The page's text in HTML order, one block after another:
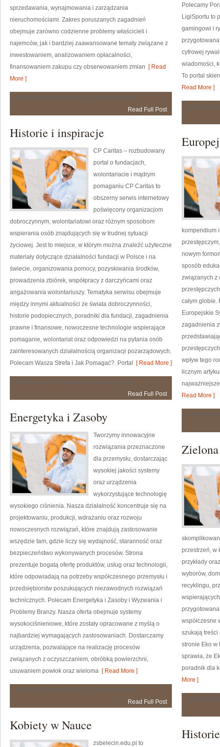
sprzedawania, wynajmowania i zarządzania
nieruchomościami. Zakres poruszanych zagadnień
obejmuje zarówno codzienne problemy właścicieli i
najemców, jak i bardziej zaawansowane tematy związane z
inwestowaniem, analizowaniem opłacalności,
finansowaniem zakupu czy obserwowaniem zmian [ Read
More ]
Read Full Post
Polecamy
LigiSportu to
gamingowi i
cyfrowej
wiadomości,
To portal
Read More ]
Historie i inspiracje
CP Caritas – rozbudowany
portal o fundacjach,
wolontariacie i mądrym
pomaganiu CP Caritas to
obszerny serwis internetowy
poświęcony organizacjom
dobroczynnym, wolontariatowi oraz różnym sposobom
wspierania osób znajdujących się w trudnej sytuacji
życiowej. Jest to miejsce, w którym można znaleźć użyteczne
materiały dotyczące działalności fundacji w Polsce i na
świecie, organizowania pomocy, pozyskiwania środków,
prowadzenia zbiórek, współpracy z darczyńcami oraz
angażowania wolontariuszy. Tematyka serwisu obejmuje
między innymi aktualności ze świata dobroczynności,
historie podopiecznych, poradniki dla fundacji, zagadnienia
prawne i finansowe, nowoczesne technologie wspierające
pomaganie, wolontariat oraz odpowiedzi na pytania osób
zainteresowanych działalnością organizacji pozarządowych.
Polecam Wasza Strefa i Jak Pomagać?. Portal
[ Read More ]
Read Full Post
kompendium
nowym
sposób
związanych z
całym
Europejskie
zagadnienia
wpływ tego
licznym
Read More ]
Energetyka i Zasoby
Tworzymy innowacyjne
rozwiązania przeznaczone
dla przemysłu, dostarczając
wysokiej jakości systemy
oraz urządzenia
wykorzystujące technologię
wysokiego ciśnienia. Nasza działalność koncentruje się na
projektowaniu, produkcji, wdrażaniu oraz rozwoju
nowoczesnych rozwiązań, które znajdują zastosowanie
wszędzie tam, gdzie liczy się wydajność, staranność oraz
bezpieczeństwo wykonywanych procesów. Strona
prezentuje bogatą ofertę produktów, usług oraz technologii,
które odpowiadają na potrzeby współczesnego przemysłu i
przedsiębiorstw poszukujących niezawodnych rozwiązań
technicznych. Polecam Energetyka i Zasoby i Wyzwania i
Problemy Branży. Nasza oferta obejmuje systemy
wysokociśnieniowe, które zostały opracowane z myślą o
najbardziej wymagających zastosowaniach. Dostarczamy
urządzenia, pozwalające na realizację procesów
związanych z oczyszczaniem, obróbką powierzchni,
usuwaniem powłok oraz wieloma [ Read More ]
Read Full Post
przestrzeń, w
przykłady
wyborów,
recyklingu,
współczesne
szukają treści
stronie Eko w
sprawia, że
poradnik dla
More ]
Kobiety w Nauce
zsbelecin.edu.pl to